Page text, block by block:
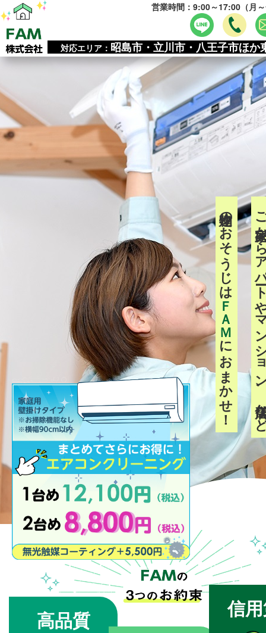
営業時間：9:00～17:00（月
対応エリア： 昭島市・立川市・八王子市ほか
ご家庭からア
建物のおそうじは
ＦＡＭ
におまかせ！
高品質 信